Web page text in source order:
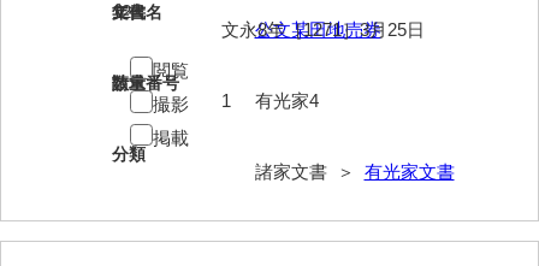
賀屋家文書
河北家文書
河崎家文書
河崎家文書（旧神代村）
12
文書名
公文某田地売券
請求番号
有光家4
分類
諸家文書 ＞ 有光家文書
年代
文永8年［1271］3月25日
数量
1
閲覧
撮影
掲載